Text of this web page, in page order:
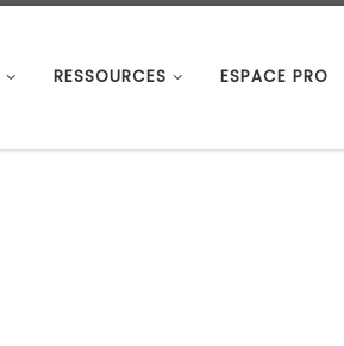
RESSOURCES ESPACE PRO